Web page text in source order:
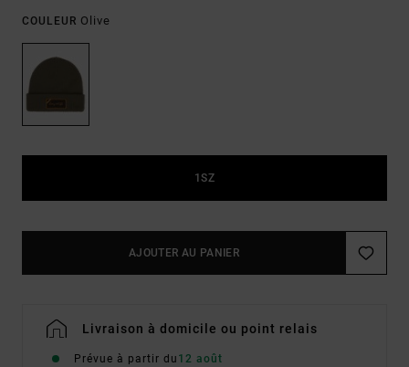
COULEUR Olive
1SZ
AJOUTER AU PANIER
Livraison à domicile ou point relais
Prévue à partir du 12 août